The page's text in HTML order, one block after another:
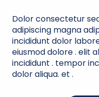
Dolor consectetur
adipiscing magna
incididunt dolor
eiusmod dolore . elit
incididunt . tempor
dolor aliqua. et .